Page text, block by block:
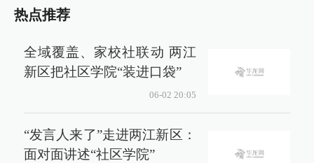
热点推荐
全域覆盖、家校社联动 两江
新区把社区学院“装进口袋”
06-02 20:05
“发言人来了”走进两江新区：
面对面讲述“社区学院”